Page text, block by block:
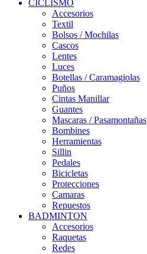
CICLISMO
Accesorios
Textil
Bolsos / Mochilas
Cascos
Lentes
Luces
Botellas / Caramagiolas
Puños
Cintas Manillar
Guantes
Mascaras / Pasamontañas
Bombines
Herramientas
Sillin
Pedales
Bicicletas
Protecciones
Camaras
Repuestos
BADMINTON
Accesorios
Raquetas
Redes